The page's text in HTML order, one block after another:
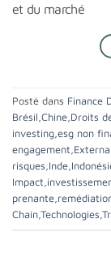
et du marché
Posté dans Finance
Brésil,Chine,Droits
investing,esg non
engagement,
risques,Inde,
Impact,
prenante,
Chain,Technologies,